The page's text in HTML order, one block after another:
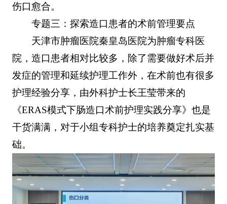
伤口愈合。
专题三：探索造口患者的术前管理要点
天津市肿瘤医院秦皇岛医院为肿瘤专科医
院，造口患者相对比较多，除了需要做好术后并
发症的管理和延续护理工作外，在术前也有很多
护理经验分享，由外科护士长王莹带来的
《ERAS模式下肠造口术前护理实践分享》也是
干货满满，对于小组专科护士的培养奠定扎实基
础。